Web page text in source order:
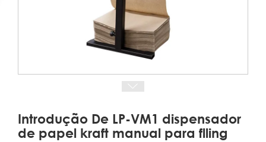
Introdução De LP-VM1 dispensador
de papel kraft manual para flling